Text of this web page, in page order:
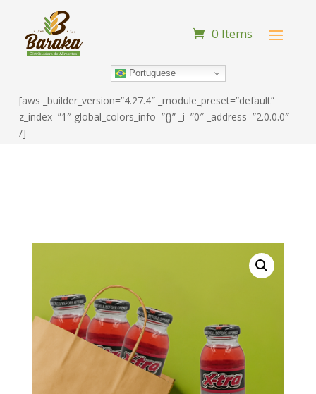
0 Items
Portuguese
[aws _builder_version=”4.27.4″ _module_preset=”default”
z_index=”1″ global_colors_info=”{}” _i=”0″ _address=”2.0.0.0″
/]